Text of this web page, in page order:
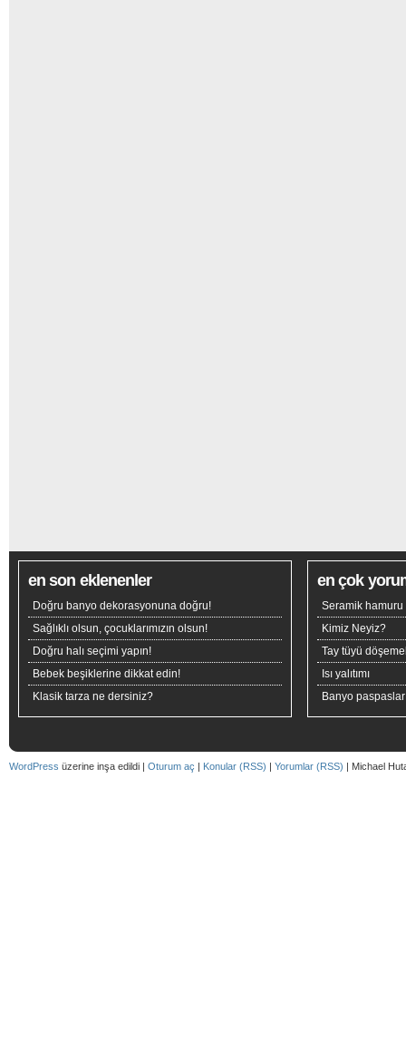
en son eklenenler
Doğru banyo dekorasyonuna doğru!
Sağlıklı olsun, çocuklarımızın olsun!
Doğru halı seçimi yapın!
Bebek beşiklerine dikkat edin!
Klasik tarza ne dersiniz?
en çok
Seramik hamuru
Kimiz Neyiz?
Tay tüyü
Isı yalıtımı
Banyo
WordPress üzerine inşa edildi | Oturum aç | Konular (RSS) | Yorumlar (RSS) | Michael